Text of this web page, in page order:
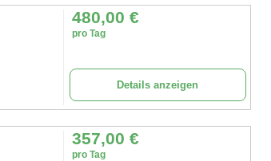
480,00 €
pro Tag
Details anzeigen
357,00 €
pro Tag